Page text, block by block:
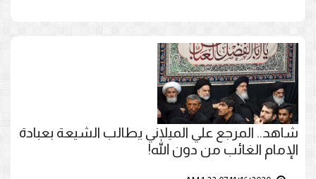
شاهد.. المرجع علي الميلاني يطالب الشيعة بعبادة
الإمام الغائب من دون الله!